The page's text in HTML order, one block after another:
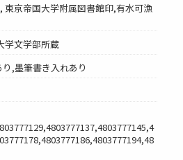
東京帝国大学附属図書館印,有水可漁
学文学部所蔵
,墨筆書き入れあり